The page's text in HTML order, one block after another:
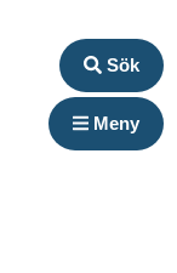
Sök
Meny